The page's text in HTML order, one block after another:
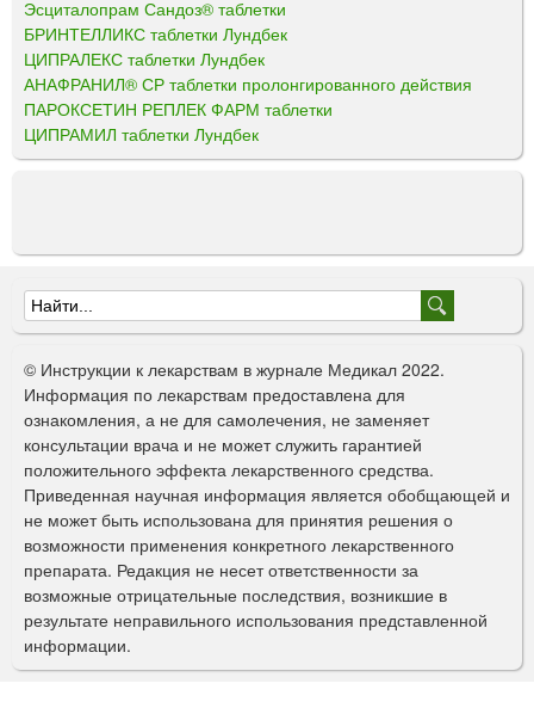
Эсциталопрам Сандоз® таблетки
БРИНТЕЛЛИКС таблетки Лундбек
ЦИПРАЛЕКС таблетки Лундбек
АНАФРАНИЛ® СР таблетки пролонгированного действия
ПАРОКСЕТИН РЕПЛЕК ФАРМ таблетки
ЦИПРАМИЛ таблетки Лундбек
Ф
о
р
м
а
п
о
и
с
к
© Инструкции к лекарствам в журнале Медикал 2022.
Информация по лекарствам предоставлена для
ознакомления, а не для самолечения, не заменяет
консультации врача и не может служить гарантией
положительного эффекта лекарственного средства.
Приведенная научная информация является обобщающей и
не может быть использована для принятия решения о
возможности применения конкретного лекарственного
препарата. Редакция не несет ответственности за
возможные отрицательные последствия, возникшие в
результате неправильного использования представленной
информации.